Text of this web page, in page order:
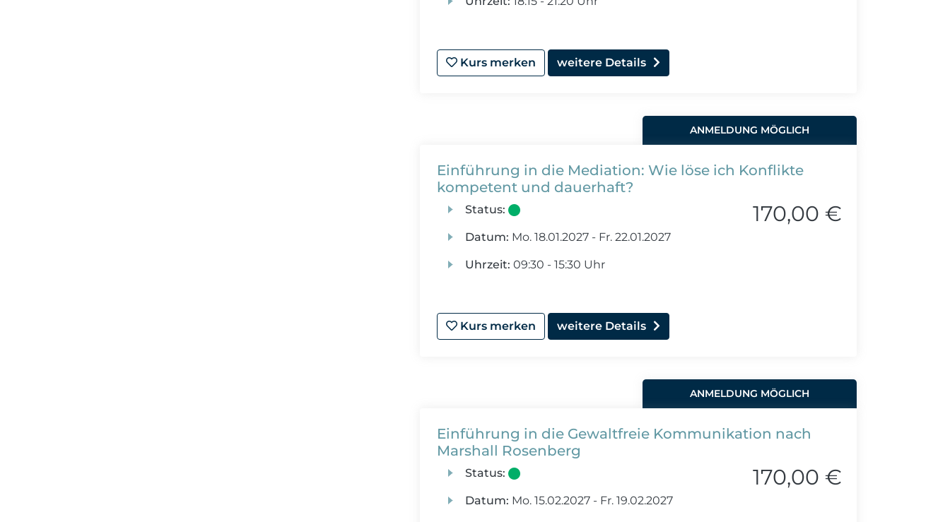
Kurs merken weitere Details
ANMELDUNG MÖGLICH
Einführung in die Mediation: Wie löse ich Konflikte
kompetent und dauerhaft?
Status:
Datum: Mo.18.01.2027 - Fr.22.01.2027
Uhrzeit: 09:30 - 15:30 Uhr
170,00 €
Kurs merken weitere Details
ANMELDUNG MÖGLICH
Einführung in die Gewaltfreie Kommunikation nach
Marshall Rosenberg
Status:
Datum: Mo.15.02.2027 - Fr.19.02.2027
170,00 €